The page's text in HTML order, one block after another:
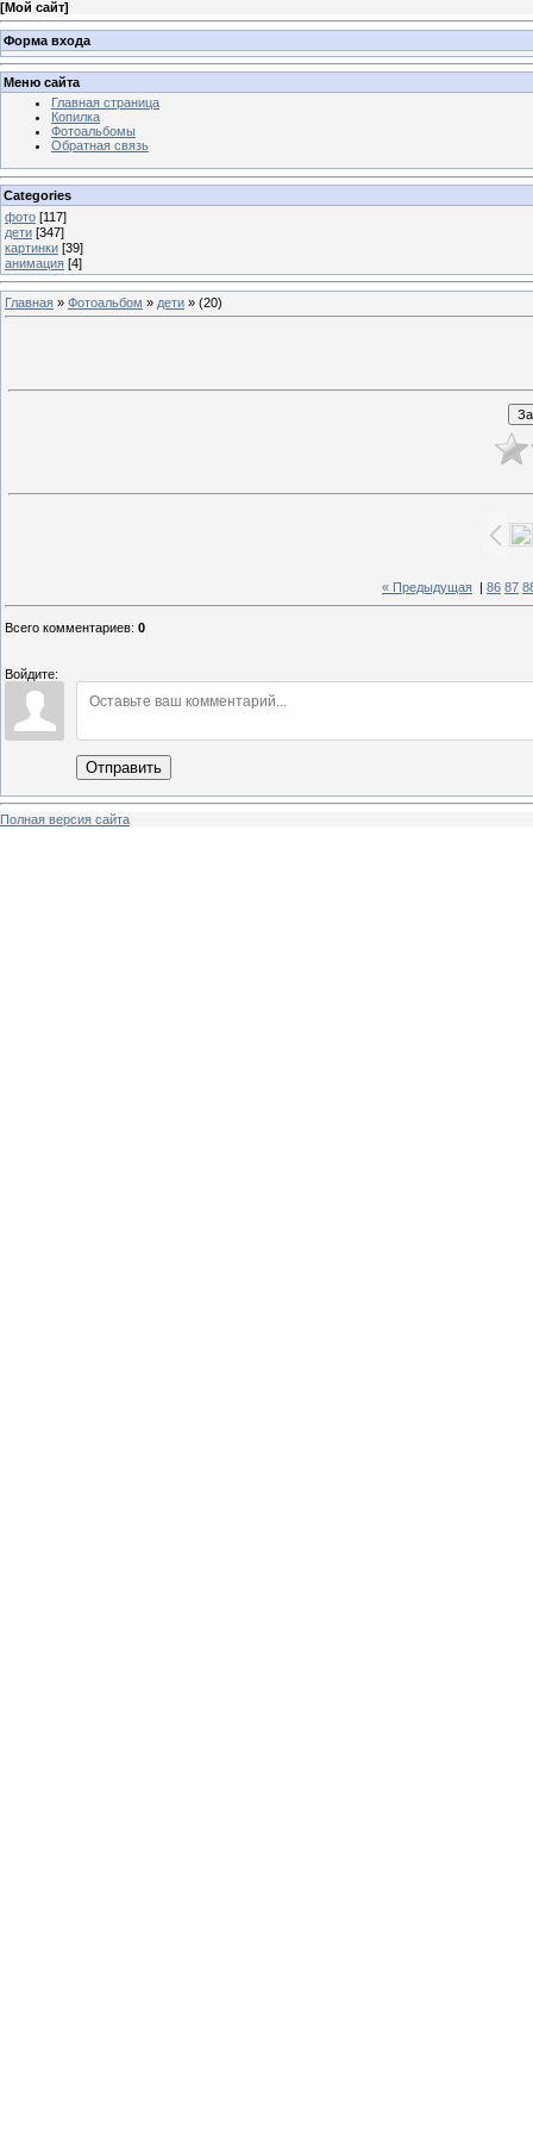
[Мой сайт]
Форма входа
Меню сайта
Главная страница
Копилка
Фотоальбомы
Обратная связь
Categories
фото [117]
дети [347]
картинки [39]
анимация [4]
Главная » Фотоальбом » дети » (20)
« Предыдущая 86 87
Всего комментариев: 0
Войдите:
Отправить
Полная версия сайта